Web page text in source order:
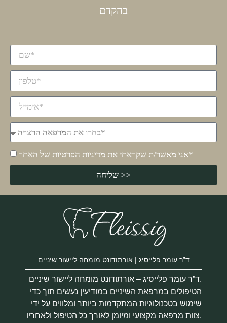
בהקדם
אני מאשר/ת שקראתי את מדיניות הפרטיות של האתר*
שליחה >>
ד”ר עומר פלייסיג | אורתודונט מומחה ליישור שיניים
ד”ר עומר פלייסיג – אורתודונט מומחה ליישור שיניים.
הטיפולים במרפאת השיניים במודיעין נעשים תוך כדי
שימוש בטכנולוגיות המתקדמות ביותר ומלווים על ידי
צוות מרפאה מקצועי ומיומן לאורך כל הטיפול ולאחריו.